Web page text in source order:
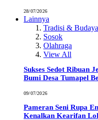
28/07/2026
Lainnya
Tradisi & Budaya
Sosok
Olahraga
View All
Sukses Sedot Ribuan
Bumi Desa Tumapel
09/07/2026
Pameran Seni Rupa
Kenalkan Kearifan